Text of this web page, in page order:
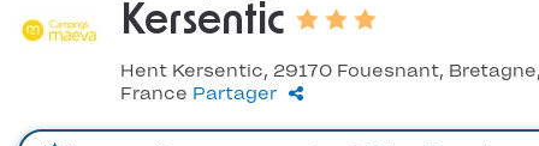
Kersentic
Hent Kersentic, 29170 Fouesnant,
France Partager